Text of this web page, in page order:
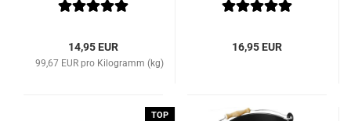
14,95 EUR
99,67 EUR pro Kilogramm (kg)
16,95 EUR
TOP